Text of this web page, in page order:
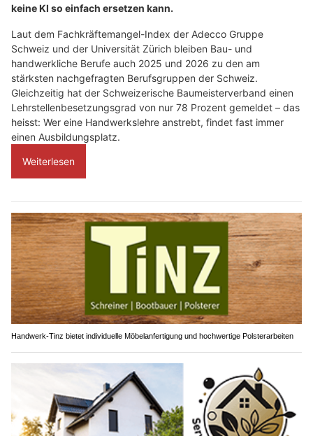
keine KI so einfach ersetzen kann.
Laut dem Fachkräftemangel-Index der Adecco Gruppe
Schweiz und der Universität Zürich bleiben Bau- und
handwerkliche Berufe auch 2025 und 2026 zu den am
stärksten nachgefragten Berufsgruppen der Schweiz.
Gleichzeitig hat der Schweizerische Baumeisterverband einen
Lehrstellenbesetzungsgrad von nur 78 Prozent gemeldet – das
heisst: Wer eine Handwerkslehre anstrebt, findet fast immer
einen Ausbildungsplatz.
Weiterlesen
Handwerk-Tinz bietet individuelle Möbelanfertigung und hochwertige Polsterarbeiten